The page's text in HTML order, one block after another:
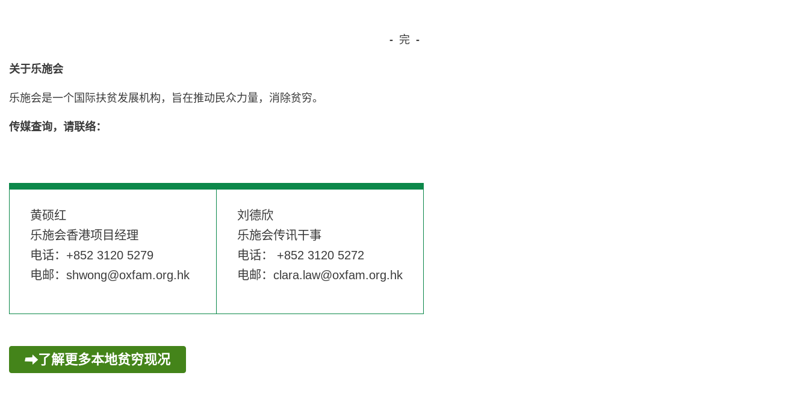
- 完 -
关于乐施会
乐施会是一个国际扶贫发展机构，旨在推动民众力量，消除贫穷。
传媒查询，请联络：
黄硕红
乐施会香港项目经理
电话：+852 3120 5279
电邮： shwong@oxfam.org.hk
刘德欣
乐施会传讯干事
电话： +852 3120 5272
电邮： clara.law@oxfam.org.hk
了解更多本地贫穷现况